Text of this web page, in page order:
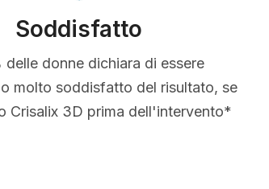
Soddisfatto
delle donne dichiara di essere
molto soddisfatto del risultato, se
Crisalix 3D prima dell'intervento*